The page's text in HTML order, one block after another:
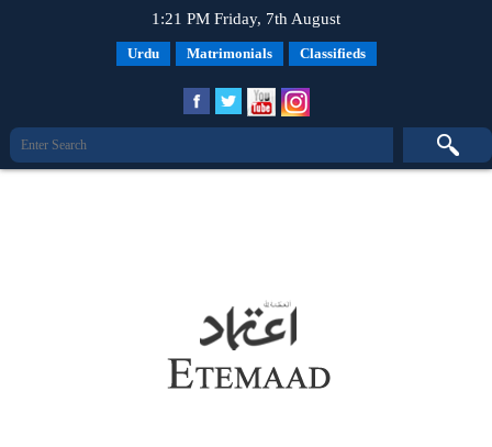
1:21 PM Friday, 7th August
Urdu Matrimonials Classifieds